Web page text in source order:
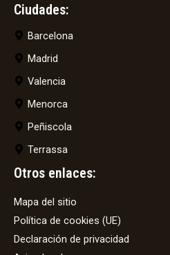
Ciudades:
Barcelona
Madrid
Valencia
Menorca
Peñiscola
Terrassa
Otros enlaces:
Mapa del sitio
Política de cookies (UE)
Declaración de privacidad